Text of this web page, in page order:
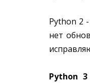
Python 2
нет
Python